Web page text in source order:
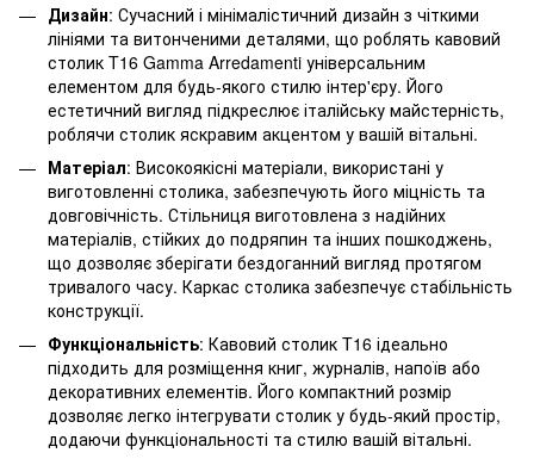
Дизайн: Сучасний і мінімалістичний дизайн з чіткими
лініями та витонченими деталями, що роблять кавовий
столик T16 Gamma Arredamenti універсальним
елементом для будь-якого стилю інтер'єру. Його
естетичний вигляд підкреслює італійську майстерність,
роблячи столик яскравим акцентом у вашій вітальні.
Матеріал: Високоякісні матеріали, використані у
виготовленні столика, забезпечують його міцність та
довговічність. Стільниця виготовлена з надійних
матеріалів, стійких до подряпин та інших пошкоджень,
що дозволяє зберігати бездоганний вигляд протягом
тривалого часу. Каркас столика забезпечує стабільність
конструкції.
Функціональність: Кавовий столик T16 ідеально
підходить для розміщення книг, журналів, напоїв або
декоративних елементів. Його компактний розмір
дозволяє легко інтегрувати столик у будь-який простір,
додаючи функціональності та стилю вашій вітальні.